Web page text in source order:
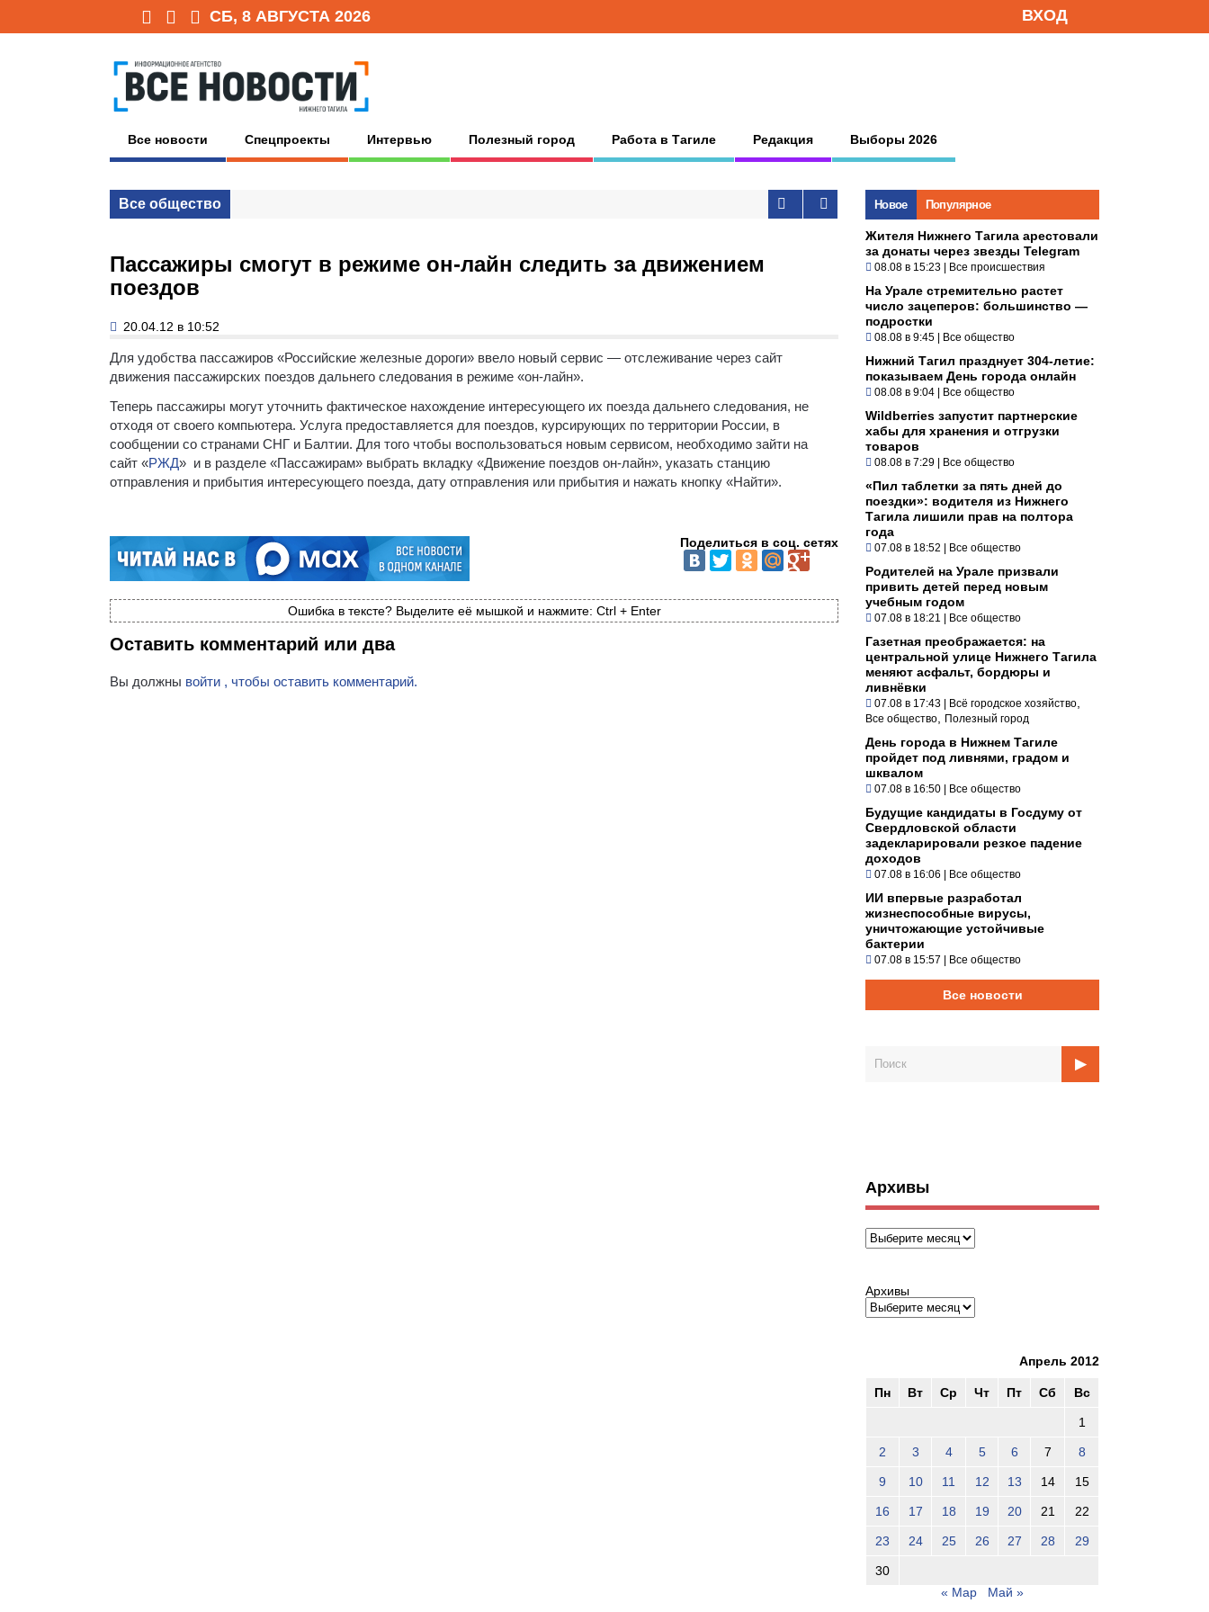
СБ, 8 АВГУСТА 2026 ВХОД
Все новости Спецпроекты Интервью Полезный город Работа в Тагиле Редакция Выборы 2026
Все общество
Пассажиры смогут в режиме он-лайн следить за движением
поездов
20.04.12 в 10:52
Для удобства пассажиров «Российские железные дороги» ввело новый сервис — отслеживание через сайт
движения пассажирских поездов дальнего следования в режиме «он-лайн».
Теперь пассажиры могут уточнить фактическое нахождение интересующего их поезда дальнего следования, не
отходя от своего компьютера. Услуга предоставляется для поездов, курсирующих по территории России, в
сообщении со странами СНГ и Балтии. Для того чтобы воспользоваться новым сервисом, необходимо зайти на
сайт «РЖД» и в разделе «Пассажирам» выбрать вкладку «Движение поездов он-лайн», указать станцию
отправления и прибытия интересующего поезда, дату отправления или прибытия и нажать кнопку «Найти».
Поделиться в соц. сетях
Ошибка в тексте? Выделите её мышкой и нажмите: Ctrl + Enter
Оставить комментарий или два
Вы должны войти , чтобы оставить комментарий.
Новое Популярное
Жителя Нижнего Тагила арестовали
за донаты через звезды Telegram
08.08 в 15:23 | Все происшествия
На Урале стремительно растет
число зацеперов: большинство —
подростки
08.08 в 9:45 | Все общество
Нижний Тагил празднует 304-летие:
показываем День города онлайн
08.08 в 9:04 | Все общество
Wildberries запустит партнерские
хабы для хранения и отгрузки
товаров
08.08 в 7:29 | Все общество
«Пил таблетки за пять дней до
поездки»: водителя из Нижнего
Тагила лишили прав на полтора
года
07.08 в 18:52 | Все общество
Родителей на Урале призвали
привить детей перед новым
учебным годом
07.08 в 18:21 | Все общество
Газетная преображается: на
центральной улице Нижнего Тагила
меняют асфальт, бордюры и
ливнёвки
07.08 в 17:43 | Всё городское хозяйство
Все общество Полезный город
День города в Нижнем Тагиле
пройдет под ливнями, градом и
шквалом
07.08 в 16:50 | Все общество
Будущие кандидаты в Госдуму от
Свердловской области
задекларировали резкое падение
доходов
07.08 в 16:06 | Все общество
ИИ впервые разработал
жизнеспособные вирусы,
уничтожающие устойчивые
бактерии
07.08 в 15:57 | Все общество
Все новости
Архивы
Архивы
Архивы
Апрель 2012
Пн Вт Ср Чт Пт Сб Вс
1
2 3 4 5 6 7 8
9 10 11 12 13 14 15
16 17 18 19 20 21 22
23 24 25 26 27 28 29
30
« Мар
Май »